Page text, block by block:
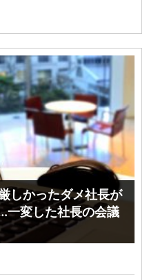
しかったダメ社長が
一変した社長の会議